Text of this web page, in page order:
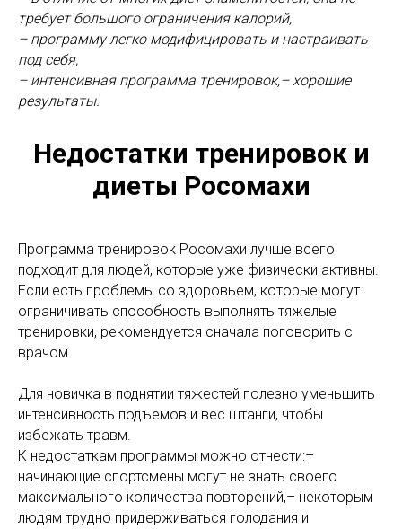
требует большого ограничения калорий,
– программу легко модифицировать и настраивать
под себя,
– интенсивная программа тренировок,– хорошие
результаты.
Недостатки тренировок и
диеты Росомахи
Программа тренировок Росомахи лучше всего
подходит для людей, которые уже физически активны.
Если есть проблемы со здоровьем, которые могут
ограничивать способность выполнять тяжелые
тренировки, рекомендуется сначала поговорить с
врачом.
Для новичка в поднятии тяжестей полезно уменьшить
интенсивность подъемов и вес штанги, чтобы
избежать травм.
К недостаткам программы можно отнести:–
начинающие спортсмены могут не знать своего
максимального количества повторений,– некоторым
людям трудно придерживаться голодания и